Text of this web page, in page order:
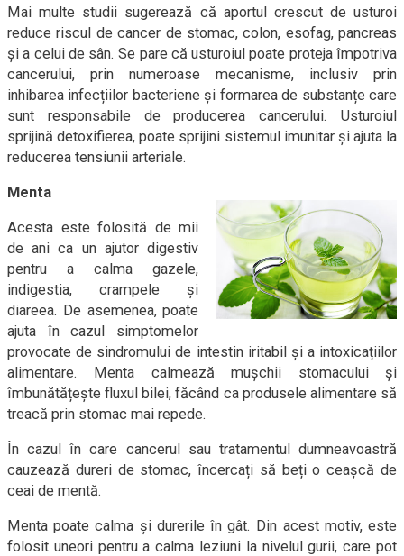
Mai multe studii sugerează că aportul crescut de usturoi
reduce riscul de cancer de stomac, colon, esofag, pancreas
și a celui de sân. Se pare că usturoiul poate proteja împotriva
cancerului, prin numeroase mecanisme, inclusiv prin
inhibarea infecțiilor bacteriene și formarea de substanțe care
sunt responsabile de producerea cancerului. Usturoiul
sprijină detoxifierea, poate sprijini sistemul imunitar și ajuta la
reducerea tensiunii arteriale.
Menta
Acesta este folosită de mii
de ani ca un ajutor digestiv
pentru a calma gazele,
indigestia, crampele și
diareea. De asemenea, poate
ajuta în cazul simptomelor
provocate de sindromului de intestin iritabil și a intoxicațiilor
alimentare. Menta calmează mușchii stomacului și
îmbunătățește fluxul bilei, făcând ca produsele alimentare să
treacă prin stomac mai repede.
În cazul în care cancerul sau tratamentul dumneavoastră
cauzează dureri de stomac, încercați să beți o ceașcă de
ceai de mentă.
Menta poate calma și durerile în gât. Din acest motiv, este
folosit uneori pentru a calma leziuni la nivelul gurii, care pot